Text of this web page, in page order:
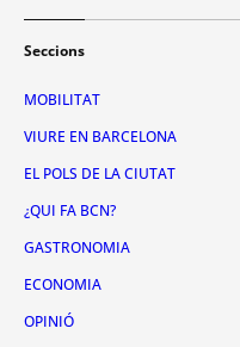
Seccions
MOBILITAT
VIURE EN BARCELONA
EL POLS DE LA CIUTAT
¿QUI FA BCN?
GASTRONOMIA
ECONOMIA
OPINIÓ